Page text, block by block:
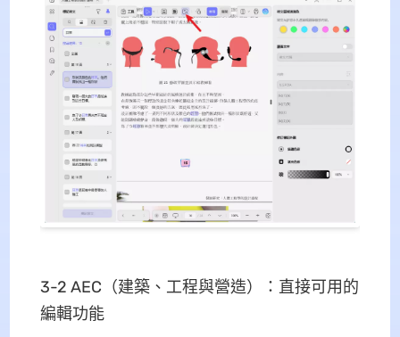
3-2 AEC（建築、工程與營造）：直接可用的
編輯功能